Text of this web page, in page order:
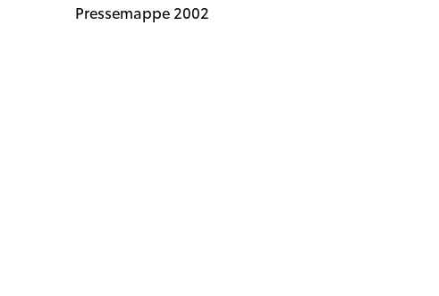
Pressemappe 2002